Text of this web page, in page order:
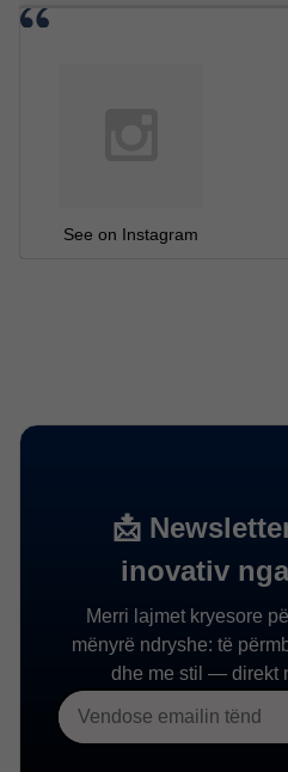
See on Instagram